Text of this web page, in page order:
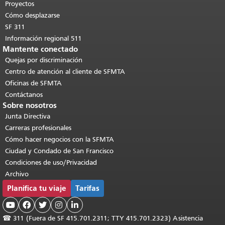
contenido principal
Proyectos
Cómo desplazarse
SF 311
Información regional 511
Mantente conectado
Quejas por discriminación
Centro de atención al cliente de SFMTA
Oficinas de SFMTA
Contáctanos
Sobre nosotros
Junta Directiva
Carreras profesionales
Cómo hacer negocios con la SFMTA
Ciudad y Condado de San Francisco
Condiciones de uso/Privacidad
Archivo
Planifica tu viaje Tarifas
    
☎ 311 (Fuera de SF 415.701.2311; TTY 415.701.2323) Asistencia